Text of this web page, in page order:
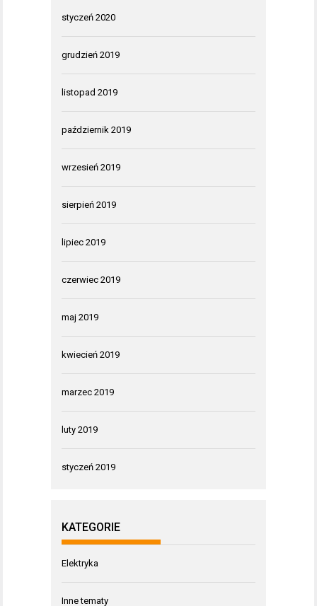
styczeń 2020
grudzień 2019
listopad 2019
październik 2019
wrzesień 2019
sierpień 2019
lipiec 2019
czerwiec 2019
maj 2019
kwiecień 2019
marzec 2019
luty 2019
styczeń 2019
KATEGORIE
Elektryka
Inne tematy